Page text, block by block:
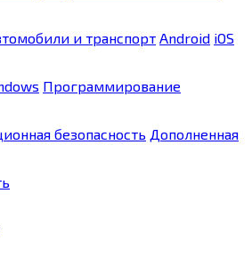
и транспорт Android iOS
Программирование
безопасность Дополненная